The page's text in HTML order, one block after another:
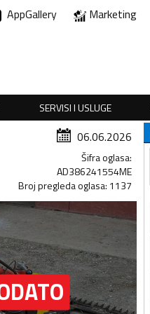
AppGallery Marketing
SERVISI I USLUGE
06.06.2026
Šifra oglasa:
AD386241554ME
Broj pregleda oglasa: 1137